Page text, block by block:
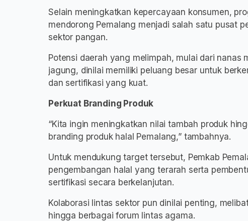
Selain meningkatkan kepercayaan konsumen,
mendorong Pemalang menjadi salah satu pusat
sektor pangan.
Potensi daerah yang melimpah, mulai dari
jagung, dinilai memiliki peluang besar untuk
dan sertifikasi yang kuat.
Perkuat Branding Produk
“Kita ingin meningkatkan nilai tambah produk
branding produk halal Pemalang,” tambahnya.
Untuk mendukung target tersebut, Pemkab
pengembangan halal yang terarah serta
sertifikasi secara berkelanjutan.
Kolaborasi lintas sektor pun dinilai penting,
hingga berbagai forum lintas agama.